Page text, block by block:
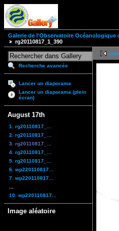
Galerie de l'Observatoire Océanologique
rg20110817_1_390
Recherche avancée
Lancer un diaporama
Lancer un diaporama (plein
écran)
August 17th
1. rg20110817_...
2. rg20110817_...
3. rg20110817_...
4. rg20110817_...
5. rg20110817_...
6. wp220110817...
7. wp220110817...
10. wp220110817...
Image aléatoire